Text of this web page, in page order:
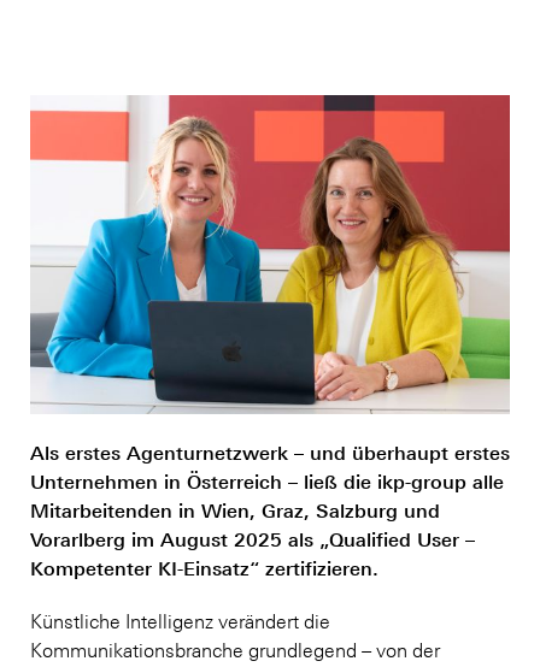
Als erstes Agenturnetzwerk – und überhaupt erstes
Unternehmen in Österreich – ließ die ikp-group alle
Mitarbeitenden in Wien, Graz, Salzburg und
Vorarlberg im August 2025 als „Qualified User –
Kompetenter KI-Einsatz“ zertifizieren.
Künstliche Intelligenz verändert die
Kommunikationsbranche grundlegend – von der